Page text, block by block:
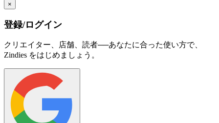
×
登録/ログイン
クリエイター、店舗、読者──あなたに合った使い方で、
Zindies をはじめましょう。